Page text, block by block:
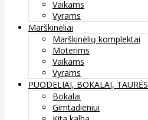
Vaikams
Vyrams
Marškinėliai
Marškinėlių komplektai
Moterims
Vaikams
Vyrams
PUODELIAI, BOKALAI, TAURĖS
Bokalai
Gimtadieniui